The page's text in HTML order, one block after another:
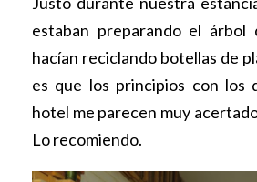
estaban preparando el
hacían reciclando botellas de
es que los principios con los
hotel me parecen muy
Lo recomiendo.